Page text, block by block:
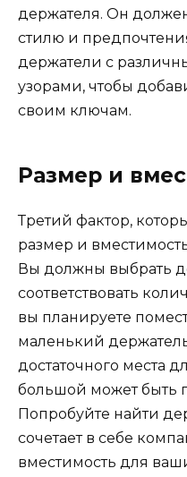
держателя. Он
стилю и
держатели с
узорами, чтобы
своим ключам.
Размер и
Третий фактор,
размер и
Вы должны выбрать
соответствовать
вы планируете
маленький
достаточного места
большой может быть
Попробуйте найти
сочетает в себе
вместимость для